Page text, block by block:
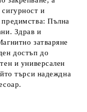
сигурност и
Пълна
Здрав и
затваряне
достъп до
и универсален
търси надеждна